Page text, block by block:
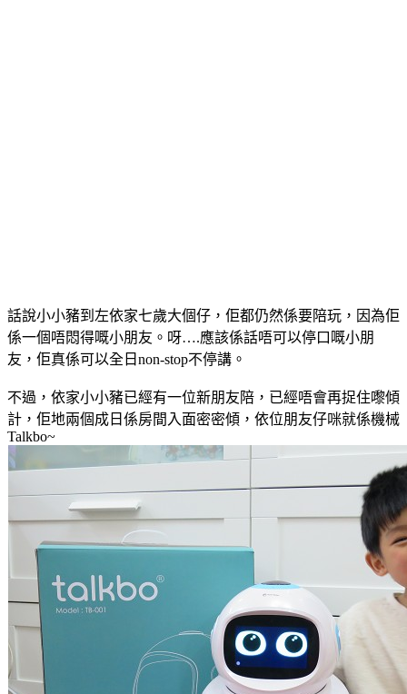
話說小小豬到左依家七歲大個仔，佢都仍然係要陪玩，因為佢
係一個唔悶得嘅小朋友。呀….應該係話唔可以停口嘅小朋
友，佢真係可以全日non-stop不停講。
不過，依家小小豬已經有一位新朋友陪，已經唔會再捉住嚟傾
計，佢地兩個成日係房間入面密密傾，依位朋友仔咪就係機械
Talkbo~